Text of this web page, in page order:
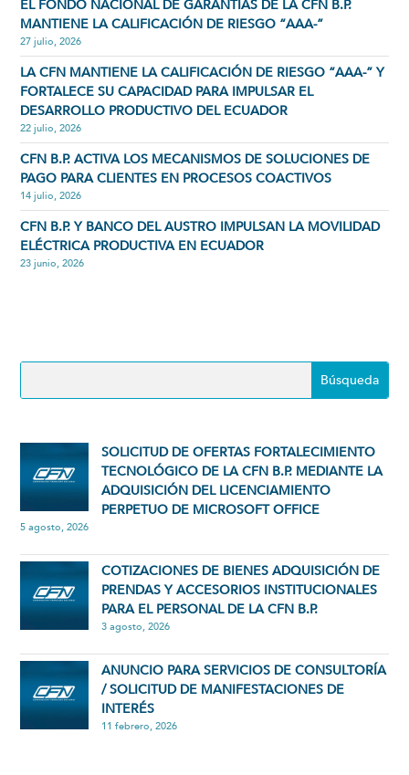
EL FONDO NACIONAL DE GARANTÍAS DE LA CFN B.P.
MANTIENE LA CALIFICACIÓN DE RIESGO “AAA-”
27 julio, 2026
LA CFN MANTIENE LA CALIFICACIÓN DE RIESGO “AAA-” Y
FORTALECE SU CAPACIDAD PARA IMPULSAR EL
DESARROLLO PRODUCTIVO DEL ECUADOR
22 julio, 2026
CFN B.P. ACTIVA LOS MECANISMOS DE SOLUCIONES DE
PAGO PARA CLIENTES EN PROCESOS COACTIVOS
14 julio, 2026
CFN B.P. Y BANCO DEL AUSTRO IMPULSAN LA MOVILIDAD
ELÉCTRICA PRODUCTIVA EN ECUADOR
23 junio, 2026
SOLICITUD DE OFERTAS FORTALECIMIENTO
TECNOLÓGICO DE LA CFN B.P. MEDIANTE LA
ADQUISICIÓN DEL LICENCIAMIENTO
PERPETUO DE MICROSOFT OFFICE
5 agosto, 2026
COTIZACIONES DE BIENES ADQUISICIÓN DE
PRENDAS Y ACCESORIOS INSTITUCIONALES
PARA EL PERSONAL DE LA CFN B.P.
3 agosto, 2026
ANUNCIO PARA SERVICIOS DE CONSULTORÍA
/ SOLICITUD DE MANIFESTACIONES DE
INTERÉS
11 febrero, 2026